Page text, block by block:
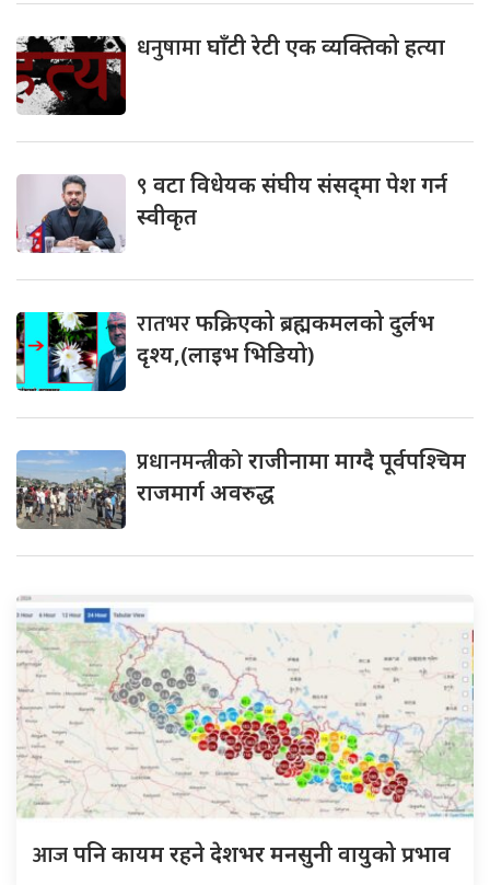
धनुषामाघाँटी रेटी एक व्यक्तिको हत्या
९ वटा विधेयक संघीय संसद्‌मा पेश गर्न
स्वीकृत
रातभरफक्रिएको ब्रह्मकमलको दुर्लभ
दृश्य,(लाइभ भिडियो)
प्रधानमन्त्रीकोराजीनामा माग्दै पूर्वपश्चिम
राजमार्ग अवरुद्ध
आजपनि कायम रहने देशभर मनसुनी वायुको प्रभाव